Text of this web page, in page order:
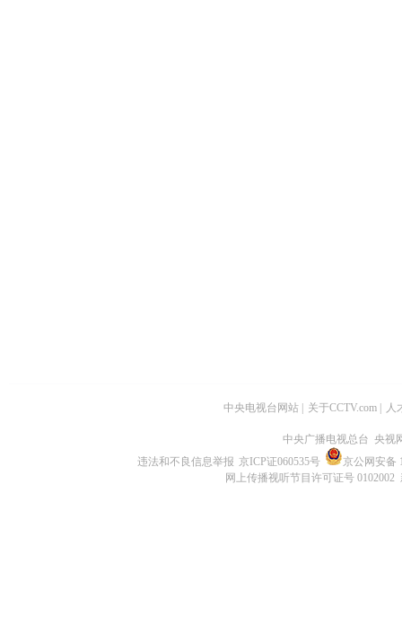
中央电视台网站 关于CCTV.com 人
中央广播电视总台 央视
违法和不良信息举报 京ICP证060535号
京公网安备
网上传播视听节目许可证号 0102002